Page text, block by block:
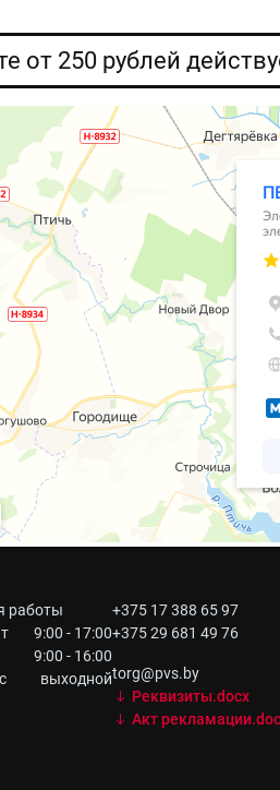
от 250 рублей
работы
9:00 - 17:00
9:00 - 16:00
выходной
+375 17 388 65 97
+375 29 681 49 76
torg@pvs.by
Реквизиты.docx
Акт